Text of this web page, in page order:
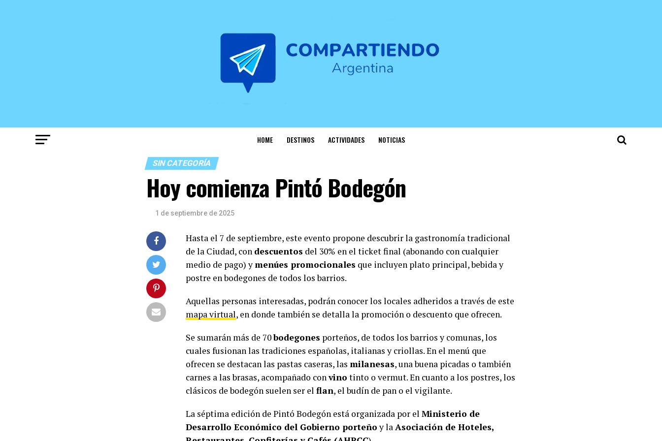
HOME DESTINOS ACTIVIDADES NOTICIAS
SIN CATEGORÍA
Hoy comienza Pintó Bodegón
1 de septiembre de 2025
Hasta el 7 de septiembre, este evento propone descubrir la gastronomía tradicional
de la Ciudad, con descuentos del 30% en el ticket final (abonando con cualquier
medio de pago) ymenúes promocionales que incluyen plato principal, bebida y
postre en bodegones de todos los barrios.
Aquellas personas interesadas, podrán conocer los locales adheridos a través de este
mapa virtual, en donde también se detalla la promoción o descuento que ofrecen.
Se sumarán más de 70bodegones porteños, de todos los barrios y comunas, los
cuales fusionan las tradiciones españolas, italianas y criollas. En el menú que
ofrecen se destacan las pastas caseras, las milanesas, una buena picadas o también
carnes a las brasas, acompañado convino tinto o vermut. En cuanto a los postres, los
clásicos de bodegón suelen ser el flan, el budín de pan o el vigilante.
La séptima edición de Pintó Bodegón está organizada por el Ministerio de
Desarrollo Económico del Gobierno porteñoy laAsociación de Hoteles,